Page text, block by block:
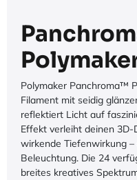
Polymaker Panchroma™
Filament mit seidig
reflektiert Licht auf
Effekt verleiht deinen
wirkende Tiefenwirkung
Beleuchtung. Die 24
breites kreatives